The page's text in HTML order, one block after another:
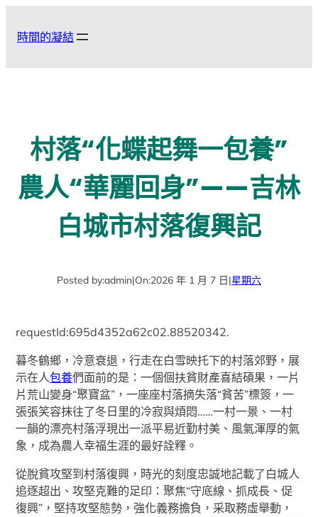
時間的凝結
村落“化蝶起舞一包養”
農人“華麗回身”——吉林
白城市村落復興記
Posted by:admin|On:2026 年 1 月 7 日|星期六
requestId:695d4352a62c02.88520342.
暮冬鶴鄉，冷意衰退，行走在白雪映托下的村落郊野，展
示在人包養們面前的是：一個個扶貧財產喜結碩果，一片
片荒山變身“聚寶盆”，一座座村落摘失落“貧苦”標簽，一
張張笑容抹往了冬日里的冷寂與煩悶……一村一景、一村
一韻的漂亮村落浮現出一派平易近勤村美、風氣渾厚的氣
象，成為農人幸福生涯的最好詮釋。
從脫貧攻堅到村落復興，時光的刻度忠誠地記載了白城人
追逐超出、攻堅克難的足印：聚焦“守底線、抓成長、促
復興”，堅持攻堅態勢，強化義務擔負，采取務虛舉動，